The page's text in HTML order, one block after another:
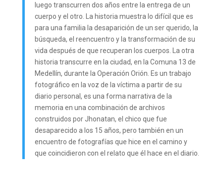
luego transcurren dos años entre la entrega de un
cuerpo y el otro. La historia muestra lo difícil que es
para una familia la desaparición de un ser querido, la
búsqueda, el reencuentro y la transformación de su
vida después de que recuperan los cuerpos. La otra
historia transcurre en la ciudad, en la Comuna 13 de
Medellín, durante la Operación Orión. Es un trabajo
fotográfico en la voz de la víctima a partir de su
diario personal, es una forma narrativa de la
memoria en una combinación de archivos
construidos por Jhonatan, el chico que fue
desaparecido a los 15 años, pero también en un
encuentro de fotografías que hice en el camino y
que coincidieron con el relato que él hace en el diario.